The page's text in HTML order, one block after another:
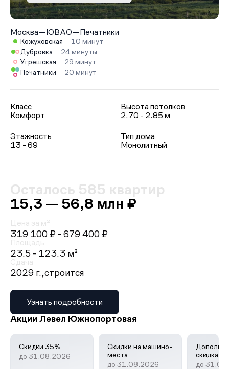
Москва—ЮВАО—Печатники
Кожуховская
10 минут
Дубровка
24 минуты
Угрешская
29 минут
Печатники
20 минут
Класс
Комфорт
Высота потолков
2.70 - 2.85 м
Этажность
13 - 69
Тип дома
Монолитный
Осталось 585 квартир
15,3 — 56,8 млн ₽
Цена за м²
319 100 ₽ - 679 400 ₽
Площадь
23.5 - 123.3 м²
Сдача
2029 г.,строится
Узнать подробности
Акции Левел Южнопортовая
Скидки 35%
до 31.08.2026
Скидки на машино-
места
до 31.08.2026
скидка
до